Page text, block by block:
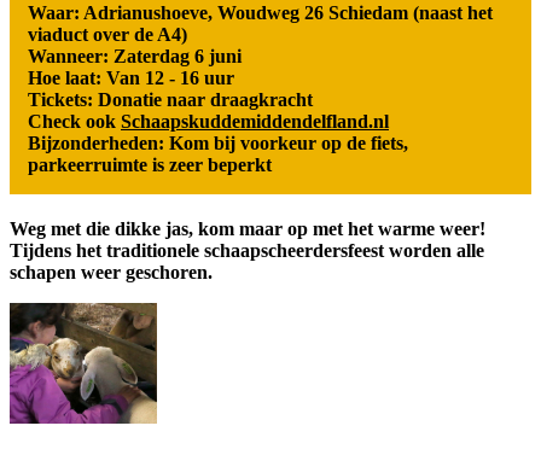
Waar: Adrianushoeve, Woudweg 26 Schiedam (naast het
viaduct over de A4)
Wanneer: Zaterdag 6 juni
Hoe laat: Van 12 - 16 uur
Tickets: Donatie naar draagkracht
Check ook Schaapskuddemiddendelfland.nl
Bijzonderheden: Kom bij voorkeur op de fiets,
parkeerruimte is zeer beperkt
Weg met die dikke jas, kom maar op met het warme weer!
Tijdens het traditionele schaapscheerdersfeest worden alle
schapen weer geschoren.